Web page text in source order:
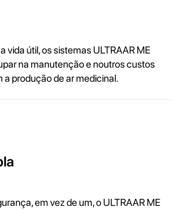
vida útil, os sistemas ULTRAAR ME
na manutenção e noutros custos
a produção de ar medicinal.
em vez de um, o ULTRAAR ME